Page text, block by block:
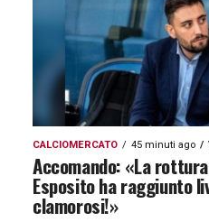
CALCIOMERCATO 45 minuti ago
Accomando: «La
Esposito ha raggiunto
clamorosi!»